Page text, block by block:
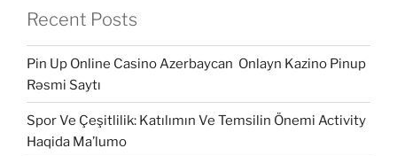
Recent Posts
Pin Up Online Casino Azerbaycan ️ Onlayn Kazino Pinup
Rəsmi Saytı
Spor Ve Çeşitlilik: Katılımın Ve Temsilin Önemi Activity
Haqida Ma’lumo